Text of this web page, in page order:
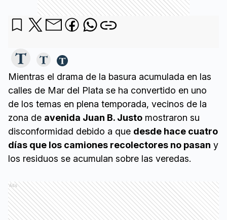
Mientras el drama de la basura acumulada en las
calles de Mar del Plata se ha convertido en uno
de los temas en plena temporada, vecinos de la
zona de avenida Juan B. Justo mostraron su
disconformidad debido a que desde hace cuatro
días que los camiones recolectores no pasan y
los residuos se acumulan sobre las veredas.
Ads